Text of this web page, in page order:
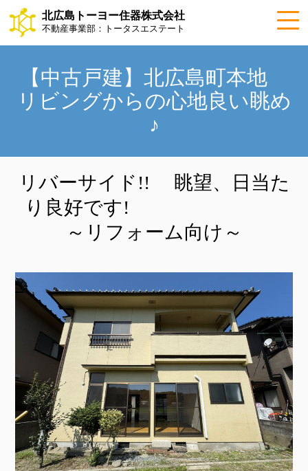
北広島トーヨー住器株式会社
不動産事業部：トータスエステート
【中古戸建】北広島町本地
リビングからの心地良い眺め
♪
リバーサイド!! 眺望、日当た
り良好です!
～リフォーム向け～